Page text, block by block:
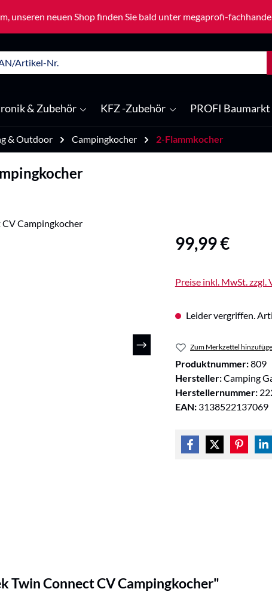
unseren neuen Shop finden Sie bald unter megaprofi-
& Zubehör KFZ -Zubehör PROFI Baumarkt
& Outdoor Campingkocher 2-Flammkocher
Regulärer Preis:
99,99 €
Preise inkl. MwSt. zzgl.
Leider vergriffen.
Zum Merkzettel
Produktnummer:809
Hersteller:Camping
Herstellernummer:
EAN: 3138522137069
Twin Connect CV Campingkocher"